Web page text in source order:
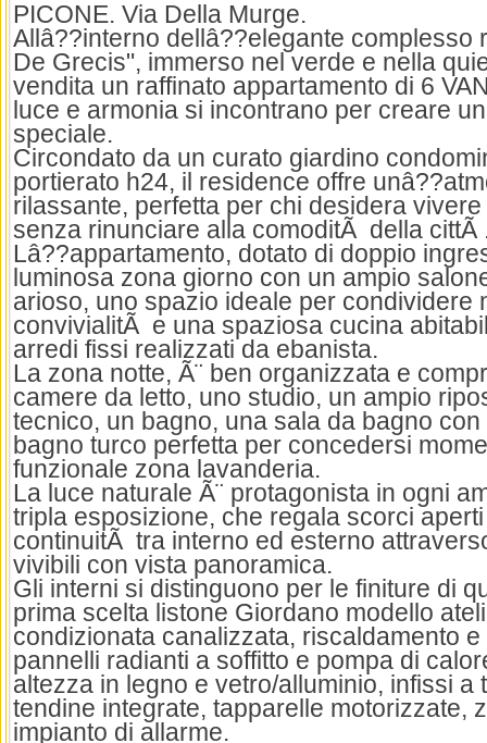
PICONE. Via Della Murge.
Allâ??interno dellâ??elegante complesso
De Grecis", immerso nel verde e nella
vendita un raffinato appartamento di 6
luce e armonia si incontrano per creare
speciale.
Circondato da un curato giardino
portierato h24, il residence offre
rilassante, perfetta per chi desidera
senza rinunciare alla comoditÃ della cittÃ
Lâ??appartamento, dotato di doppio
luminosa zona giorno con un ampio
arioso, uno spazio ideale per condividere
convivialitÃ e una spaziosa cucina
arredi fissi realizzati da ebanista.
La zona notte, Ã¨ ben organizzata e
camere da letto, uno studio, un ampio
tecnico, un bagno, una sala da bagno
bagno turco perfetta per concedersi
funzionale zona lavanderia.
La luce naturale Ã¨ protagonista in ogni
tripla esposizione, che regala scorci
continuitÃ tra interno ed esterno
vivibili con vista panoramica.
Gli interni si distinguono per le finiture di
prima scelta listone Giordano modello
condizionata canalizzata, riscaldamento
pannelli radianti a soffitto e pompa di
altezza in legno e vetro/alluminio, infissi a
tendine integrate, tapparelle motorizzate,
impianto di allarme.